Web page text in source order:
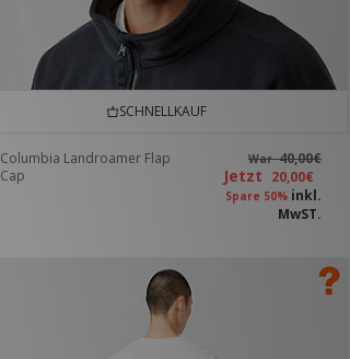
SCHNELLKAUF
Columbia Landroamer Flap
Cap
War40,00€
Jetzt 20,00€
Spare 50% inkl.
MwST.